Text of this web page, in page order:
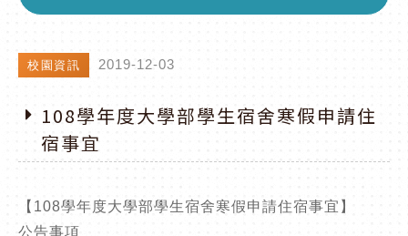
校園資訊 2019-12-03
108學年度大學部學生宿舍寒假申請住
宿事宜
【108學年度大學部學生宿舍寒假申請住宿事宜】
公告事項